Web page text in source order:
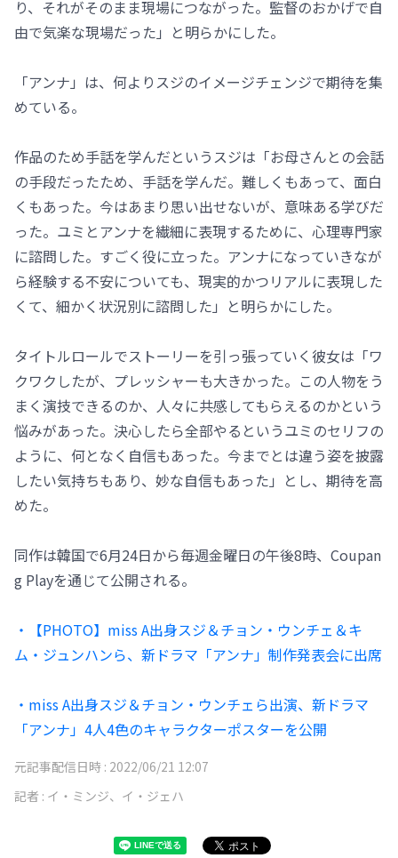
り、それがそのまま現場につながった。監督のおかげで自
由で気楽な現場だった」と明らかにした。
「アンナ」は、何よりスジのイメージチェンジで期待を集
めている。
作品のため手話を学んだというスジは「お母さんとの会話
の手段だったため、手話を学んだ。難しくもあって、面白
くもあった。今はあまり思い出せないが、意味ある学びだ
った。ユミとアンナを繊細に表現するために、心理専門家
に諮問した。すごく役に立った。アンナになっていきなが
ら経験する不安についても、現実的かつリアルに表現した
くて、細かく状況別に諮問した」と明らかにした。
タイトルロールでストーリーを引っ張っていく彼女は「ワ
クワクしたが、プレッシャーも大きかった。この人物をう
まく演技できるのか、人々に共感してもらえるのかという
悩みがあった。決心したら全部やるというユミのセリフの
ように、何となく自信もあった。今までとは違う姿を披露
したい気持ちもあり、妙な自信もあった」とし、期待を高
めた。
同作は韓国で6月24日から毎週金曜日の午後8時、Coupan
g Playを通じて公開される。
・【PHOTO】miss A出身スジ＆チョン・ウンチェ＆キ
ム・ジュンハンら、新ドラマ「アンナ」制作発表会に出席
・miss A出身スジ＆チョン・ウンチェら出演、新ドラマ
「アンナ」4人4色のキャラクターポスターを公開
元記事配信日時 : 2022/06/21 12:07
記者 : イ・ミンジ、イ・ジェハ